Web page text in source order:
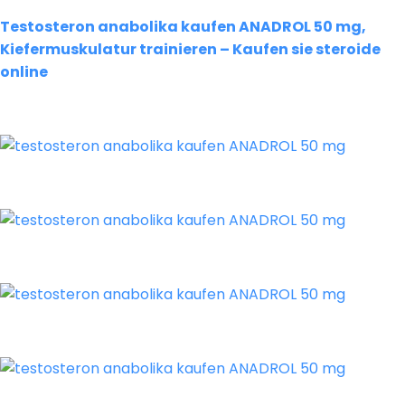
Testosteron anabolika kaufen ANADROL 50 mg,
Kiefermuskulatur trainieren – Kaufen sie steroide
online